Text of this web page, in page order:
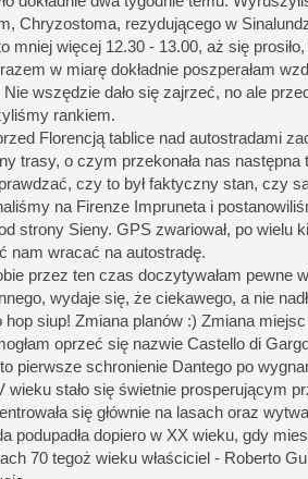
Chryzostoma, rezydującego w
mniej więcej 12.30 - 13.00, aż się
w miarę dokładnie poszperałam
Nie wszędzie dało się zajrzeć, no ale
rankiem.
Florencją tablice nad autostradami
trasy, o czym przekonała nas
czy to był faktyczny stan, czy
na Firenze Impruneta i
strony Sieny. GPS zwariował, po wielu
nam wracać na autostradę.
przez ten czas doczytywałam pewne
wydaje się, że ciekawego, a nie
hop siup! Zmiana planów :) Zmiana
oprzeć się nazwie Castello di
to pierwsze schronienie Dantego po
wieku stało się świetnie prosperującym
się głównie na lasach oraz
podupadła dopiero w XX wieku, gdy
70 tegoż wieku właściciel - Roberto